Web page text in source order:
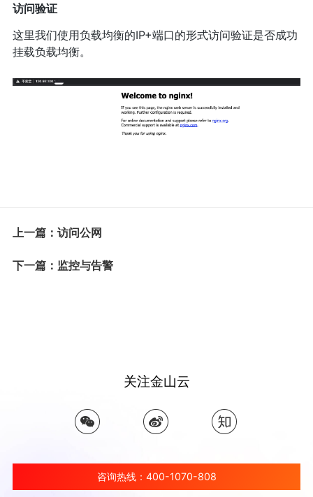
访问验证
这里我们使用负载均衡的IP+端口的形式访问验证是否成功
挂载负载均衡。
上一篇：访问公网
下一篇：监控与告警
关注金山云
咨询热线：400-1070-808